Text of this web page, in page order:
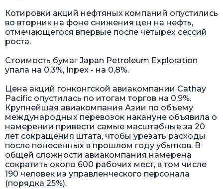
Котировки акций нефтяных компаний опустились
во вторник на фоне снижения цен на нефть,
отмечающегося впервые после четырех сессий
роста.
Стоимость бумаг Japan Petroleum Exploration
упала на 0,3%, Inpex - на 0,8%.
Цена акций гонконгской авиакомпании Cathay
Pacific опустилась по итогам торгов на 0,9%.
Крупнейшая авиакомпания Азии по объему
международных перевозок накануне объявила о
намерении привести самые масштабные за 20
лет сокращения штата, чтобы урезать расходы
после понесенных в прошлом году убытков. В
общей сложности авиакомпания намерена
сократить около 600 рабочих мест, в том числе
190 человек из управленческого персонала
(порядка 25%).